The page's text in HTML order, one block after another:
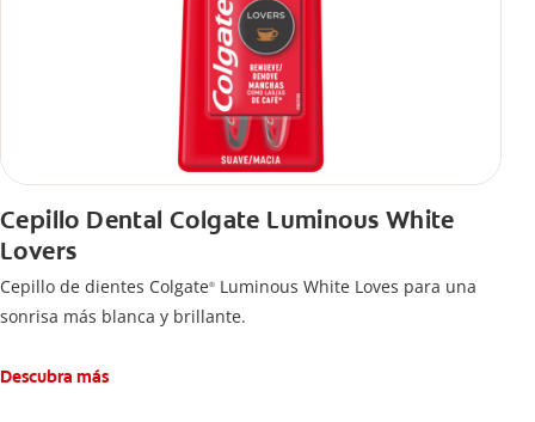
Cepillo Dental Colgate Luminous White
Lovers
Cepillo de dientes Colgate® Luminous White Loves para una
sonrisa más blanca y brillante.
Descubra más